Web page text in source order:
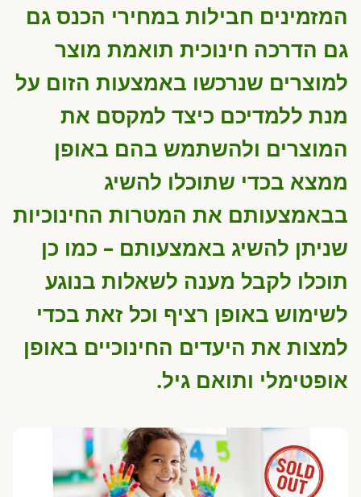
המזמינים חבילות במחירי הכנס גם
גם הדרכה חינוכית תואמת מוצר
למוצרים שנרכשו באמצעות הזום על
מנת ללמדיכם כיצד למקסם את
המוצרים ולהשתמש בהם באופן
ממצא בכדי שתוכלו להשיג
בבאמצעותם את המטרות החינוכיות
שניתן להשיג באמצעותם – כמו כן
תוכלו לקבל מענה לשאלות בנוגע
לשימוש באופן רציף וכל זאת בכדי
למצות את היעדים החינוכיים באופן
אופטימלי ותואם גיל.